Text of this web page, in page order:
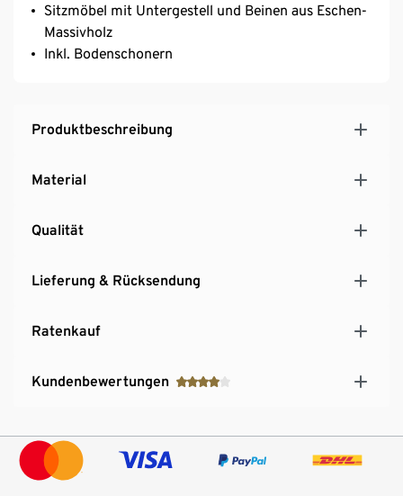
Sitzmöbel mit Untergestell und Beinen aus Eschen-
Massivholz
Inkl. Bodenschonern
Produktbeschreibung
Material
Qualität
Lieferung & Rücksendung
Ratenkauf
Kundenbewertungen